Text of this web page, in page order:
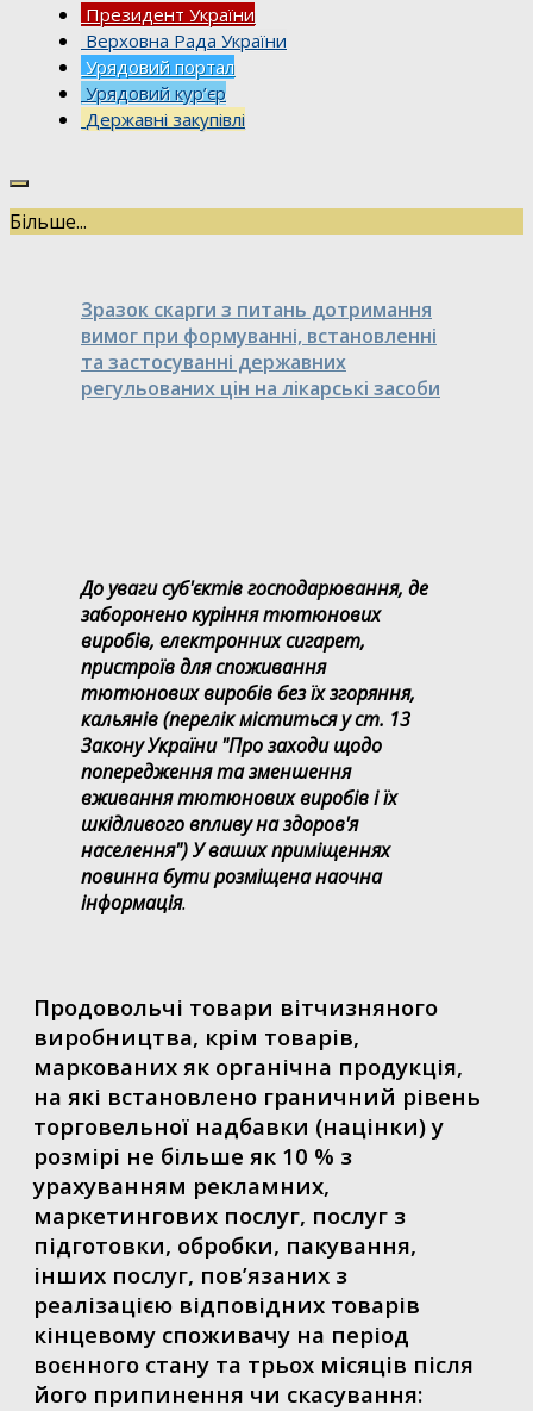
Президент України
Верховна Рада України
Урядовий портал
Урядовий кур’єр
Державні закупівлі
Більше...
Зразок скарги з питань дотримання
вимог при формуванні, встановленні
та застосуванні державних
регульованих цін на лікарські засоби
До уваги суб'єктів господарювання, де
заборонено куріння тютюнових
виробів, електронних сигарет,
пристроїв для споживання
тютюнових виробів без їх згоряння,
кальянів (перелік міститься у ст. 13
Закону України "Про заходи щодо
попередження та зменшення
вживання тютюнових виробів і їх
шкідливого впливу на здоров'я
населення") У ваших приміщеннях
повинна бути розміщена наочна
інформація.
Продовольчі товари вітчизняного
виробництва, крім товарів,
маркованих як органічна продукція,
на які встановлено граничний рівень
торговельної надбавки (націнки) у
розмірі не більше як 10 % з
урахуванням рекламних,
маркетингових послуг, послуг з
підготовки, обробки, пакування,
інших послуг, пов’язаних з
реалізацією відповідних товарів
кінцевому споживачу на період
воєнного стану та трьох місяців після
його припинення чи скасування: